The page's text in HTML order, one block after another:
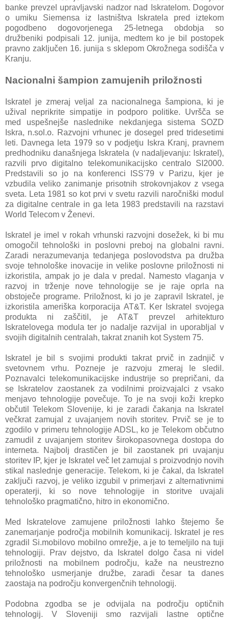
banke prevzel upravljavski nadzor nad Iskratelom. Dogovor
o umiku Siemensa iz lastništva Iskratela pred iztekom
pogodbeno dogovorjenega 25-letnega obdobja so
družbeniki podpisali 12. junija, medtem ko je bil postopek
pravno zaključen 16. junija s sklepom Okrožnega sodišča v
Kranju.
Nacionalni šampion zamujenih priložnosti
Iskratel je zmeraj veljal za nacionalnega šampiona, ki je
užival neprikrite simpatije in podporo politike. Uvršča se
med uspešnejše naslednike nekdanjega sistema SOZD
Iskra, n.sol.o. Razvojni vrhunec je dosegel pred tridesetimi
leti. Davnega leta 1979 so v podjetju Iskra Kranj, pravnem
predhodniku današnjega Iskratela (v nadaljevanju: Iskratel),
razvili prvo digitalno telekomunikacijsko centralo SI2000.
Predstavili so jo na konferenci ISS'79 v Parizu, kjer je
vzbudila veliko zanimanje prisotnih strokovnjakov z vsega
sveta. Leta 1981 so kot prvi v svetu razvili naročniški modul
za digitalne centrale in ga leta 1983 predstavili na razstavi
World Telecom v Ženevi.
Iskratel je imel v rokah vrhunski razvojni dosežek, ki bi mu
omogočil tehnološki in poslovni preboj na globalni ravni.
Zaradi nerazumevanja tedanjega poslovodstva pa družba
svoje tehnološke inovacije in velike poslovne priložnosti ni
izkoristila, ampak jo je dala v predal. Namesto vlaganja v
razvoj in trženje nove tehnologije se je raje oprla na
obstoječe programe. Priložnost, ki jo je zapravil Iskratel, je
izkoristila ameriška korporacija AT&T. Ker Iskratel svojega
produkta ni zaščitil, je AT&T prevzel arhitekturo
Iskratelovega modula ter jo nadalje razvijal in uporabljal v
svojih digitalnih centralah, takrat znanih kot System 75.
Iskratel je bil s svojimi produkti takrat prvič in zadnjič v
svetovnem vrhu. Pozneje je razvoju zmeraj le sledil.
Poznavalci telekomunikacijske industrije so prepričani, da
se Iskratelov zaostanek za vodilnimi proizvajalci z vsako
menjavo tehnologije povečuje. To je na svoji koži krepko
občutil Telekom Slovenije, ki je zaradi čakanja na Iskratel
večkrat zamujal z uvajanjem novih storitev. Prvič se je to
zgodilo v primeru tehnologije ADSL, ko je Telekom občutno
zamudil z uvajanjem storitev širokopasovnega dostopa do
interneta. Najbolj drastičen je bil zaostanek pri uvajanju
storitev IP, kjer je Iskratel več let zamujal s proizvodnjo novih
stikal naslednje generacije. Telekom, ki je čakal, da Iskratel
zaključi razvoj, je veliko izgubil v primerjavi z alternativnimi
operaterji, ki so nove tehnologije in storitve uvajali
tehnološko pragmatično, hitro in ekonomično.
Med Iskratelove zamujene priložnosti lahko štejemo še
zanemarjanje področja mobilnih komunikacij. Iskratel je res
zgradil Si.mobilovo mobilno omrežje, a je to temeljilo na tuji
tehnologiji. Prav dejstvo, da Iskratel dolgo časa ni videl
priložnosti na mobilnem področju, kaže na neustrezno
tehnološko usmerjanje družbe, zaradi česar ta danes
zaostaja na področju konvergenčnih tehnologij.
Podobna zgodba se je odvijala na področju optičnih
tehnologij. V Sloveniji smo razvijali lastne optične